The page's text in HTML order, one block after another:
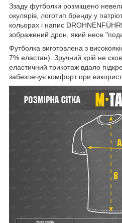
Ззаду футболки розміщено
окулярів, логотип бренду у
кольорах і напис
зображений дрон, який несе
Футболка виготовлена з
7% еластан). Зручний крій не
еластичний трикотаж вдало
забезпечує комфорт при